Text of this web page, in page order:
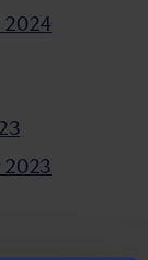
2024
2023